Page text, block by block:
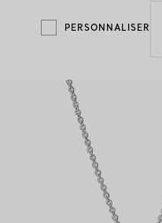
PERSONNALISER